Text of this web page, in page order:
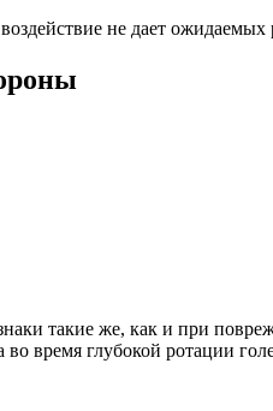
не дает
такие же, как и при
время глубокой ротации